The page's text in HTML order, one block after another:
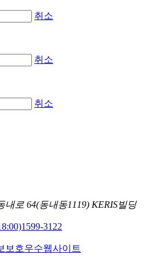
취소
취소
취소
내로 64(동내동1119) KERIS빌딩
1599-3122